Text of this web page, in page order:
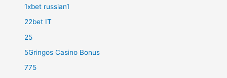
1xbet russian1
22bet IT
25
5Gringos Casino Bonus
775